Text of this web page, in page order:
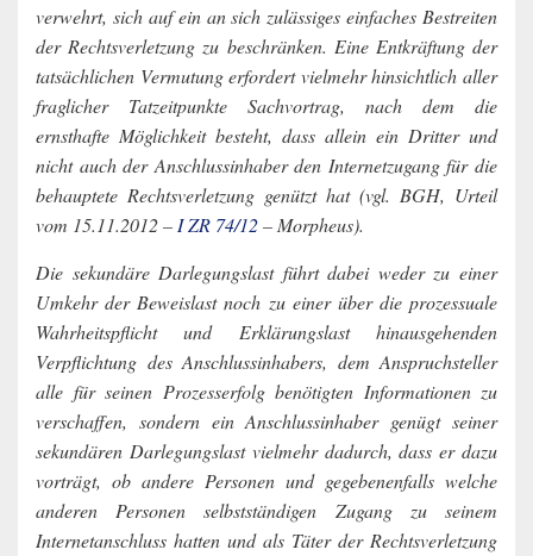
verwehrt, sich auf ein an sich zulässiges einfaches Bestreiten
der Rechtsverletzung zu beschränken. Eine Entkräftung der
tatsächlichen Vermutung erfordert vielmehr hinsichtlich aller
fraglicher Tatzeitpunkte Sachvortrag, nach dem die
ernsthafte Möglichkeit besteht, dass allein ein Dritter und
nicht auch der Anschlussinhaber den Internetzugang für die
behauptete Rechtsverletzung genützt hat (vgl. BGH, Urteil
vom 15.11.2012 – I ZR 74/12– Morpheus).
Die sekundäre Darlegungslast führt dabei weder zu einer
Umkehr der Beweislast noch zu einer über die prozessuale
Wahrheitspflicht und Erklärungslast hinausgehenden
Verpflichtung des Anschlussinhabers, dem Anspruchsteller
alle für seinen Prozesserfolg benötigten Informationen zu
verschaffen, sondern ein Anschlussinhaber genügt seiner
sekundären Darlegungslast vielmehr dadurch, dass er dazu
vorträgt, ob andere Personen und gegebenenfalls welche
anderen Personen selbstständigen Zugang zu seinem
Internetanschluss hatten und als Täter der Rechtsverletzung